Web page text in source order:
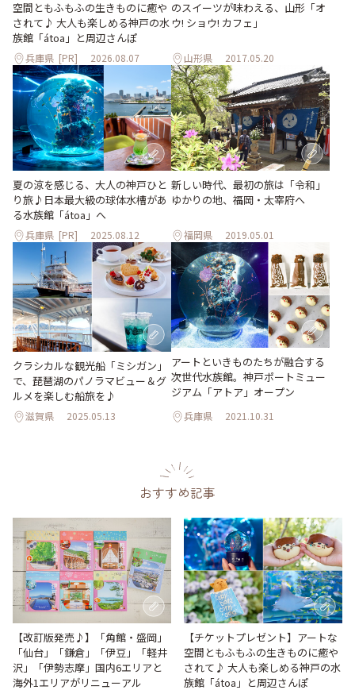
空間ともふもふの生きものに癒や
されて♪ 大人も楽しめる神戸の水
族館「átoa」と周辺さんぽ
兵庫県 [PR] 2026.08.07
のスイーツが味わえる、山形「オ
ウ! ショウ! カフェ」
山形県 2017.05.20
夏の涼を感じる、大人の神戸ひと
り旅♪日本最大級の球体水槽があ
る水族館「átoa」へ
兵庫県 [PR] 2025.08.12
新しい時代、最初の旅は「令和」
ゆかりの地、福岡・太宰府へ
福岡県 2019.05.01
クラシカルな観光船「ミシガン」
で、琵琶湖のパノラマビュー＆グ
ルメを楽しむ船旅を♪
滋賀県 2025.05.13
アートといきものたちが融合する
次世代水族館。神戸ポートミュー
ジアム「アトア」オープン
兵庫県 2021.10.31
おすすめ記事
【改訂版発売♪】「角館・盛岡」
「仙台」「鎌倉」「伊豆」「軽井
沢」「伊勢志摩」国内6エリアと
海外1エリアがリニューアル
【チケットプレゼント】アートな
空間ともふもふの生きものに癒や
されて♪ 大人も楽しめる神戸の水
族館「átoa」と周辺さんぽ